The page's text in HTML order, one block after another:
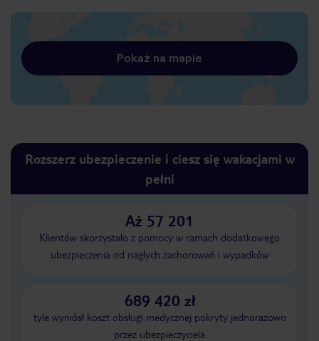
Pokaż na mapie
Rozszerz ubezpieczenie i ciesz się wakacjami w
pełni
Aż 57 201
Klientów skorzystało z pomocy w ramach dodatkowego
ubezpieczenia od nagłych zachorowań i wypadków
689 420 zł
tyle wyniósł koszt obsługi medycznej pokryty jednorazowo
przez ubezpieczyciela